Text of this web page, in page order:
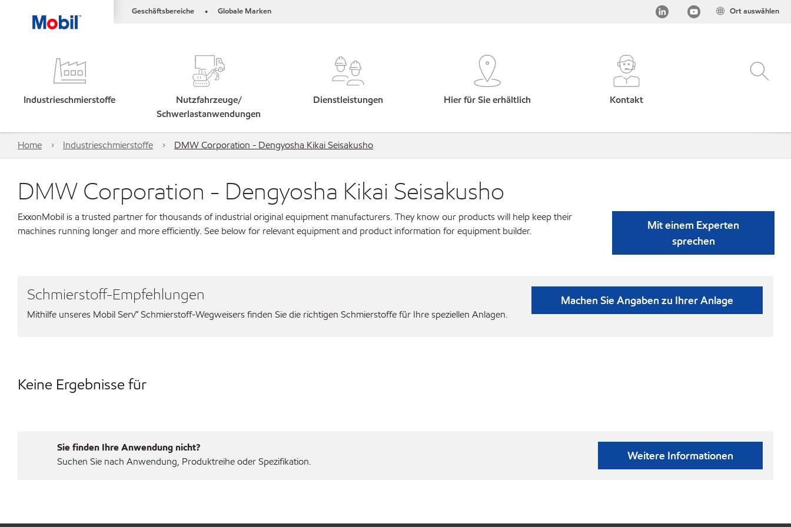
Geschäftsbereiche • Globale Marken Ort auswählen
Industrieschmierstoffe
Nutzfahrzeuge/
Schwerlastanwendungen
Dienstleistungen Hier für Sie erhältlich Kontakt
Home Industrieschmierstoffe DMW Corporation - Dengyosha Kikai Seisakusho
DMW Corporation - Dengyosha Kikai Seisakusho
ExxonMobil is a trusted partner for thousands of industrial original equipment manufacturers. They know our products will help keep their
machines running longer and more efficiently. See below for relevant equipment and product information for equipment builder.
Mit einem Experten
sprechen
Schmierstoff-Empfehlungen
Mithilfe unseres Mobil Serv℠ Schmierstoff-Wegweisers finden Sie die richtigen Schmierstoffe für Ihre speziellen Anlagen.
Machen Sie Angaben zu Ihrer Anlage
Keine Ergebnisse für
Sie finden Ihre Anwendung nicht?
Suchen Sie nach Anwendung, Produktreihe oder Spezifikation.
Weitere Informationen